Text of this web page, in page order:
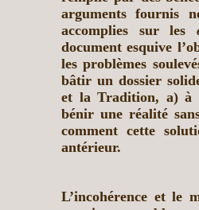
arguments fournis
accomplies sur les
document esquive
les problèmes
bâtir un dossier
et la Tradition, a) à
bénir une réalité
comment cette
antérieur.
L’incohérence et le